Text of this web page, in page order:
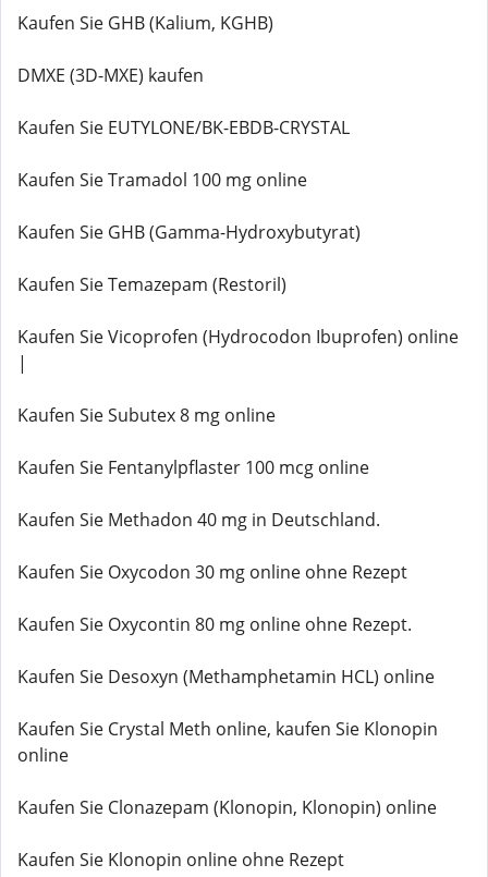
Kaufen Sie GHB (Kalium, KGHB)
DMXE (3D-MXE) kaufen
Kaufen Sie EUTYLONE/BK-EBDB-CRYSTAL
Kaufen Sie Tramadol 100 mg online
Kaufen Sie GHB (Gamma-Hydroxybutyrat)
Kaufen Sie Temazepam (Restoril)
Kaufen Sie Vicoprofen (Hydrocodon Ibuprofen) online
|
Kaufen Sie Subutex 8 mg online
Kaufen Sie Fentanylpflaster 100 mcg online
Kaufen Sie Methadon 40 mg in Deutschland.
Kaufen Sie Oxycodon 30 mg online ohne Rezept
Kaufen Sie Oxycontin 80 mg online ohne Rezept.
Kaufen Sie Desoxyn (Methamphetamin HCL) online
Kaufen Sie Crystal Meth online, kaufen Sie Klonopin
online
Kaufen Sie Clonazepam (Klonopin, Klonopin) online
Kaufen Sie Klonopin online ohne Rezept